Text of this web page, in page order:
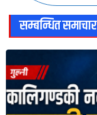
सम्बन्धित समाचार